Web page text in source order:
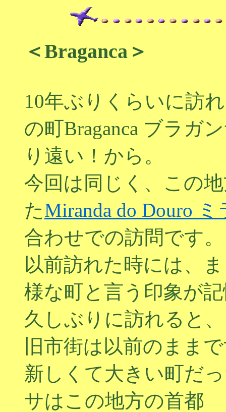
＜Braganca＞
10年ぶりくらいに訪
の町Braganca ブラガ
り遠い！から。
今回は同じく、この
たMiranda do Douro
合わせでの訪問です。
以前訪れた時には、
様な町と言う印象が
久しぶりに訪れると、
旧市街は以前のまま
新しくて大きい町だ
サはこの地方の首都